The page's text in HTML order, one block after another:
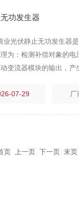
功发生器
业光伏静止无功发生器
为：检测补偿对象的
变流器模块的输出，
07-29 厂
页 上一页 下一页 末